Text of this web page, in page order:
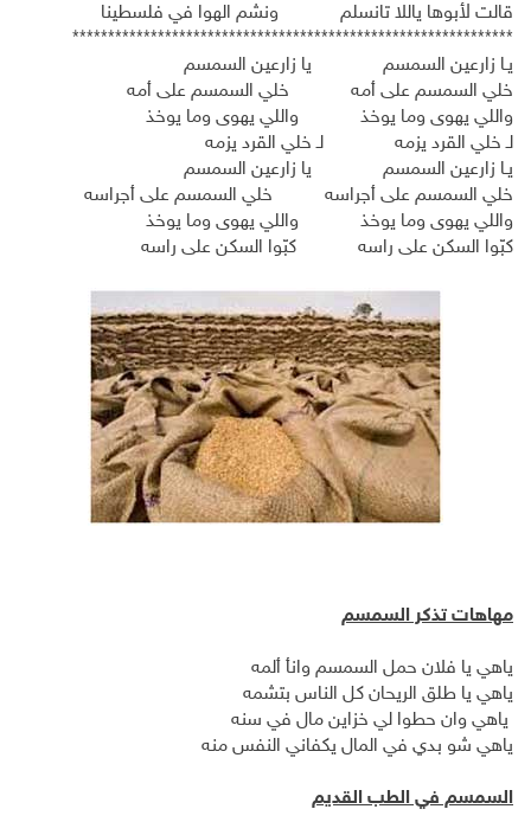
قالت لأبوها ياللا تانسلم ونشم الهوا في فلسطينا
**************************************************************
يـا زارعين السمسم يا زارعين السمسم
خلي السمسم على أمه خلي السمسم على أمه
واللي يهوى وما يوخذ واللي يهوى وما يوخذ
لـ خلي القرد يزمه لـ خلي القرد يزمه
يـا زارعين السمسم يا زارعين السمسم
خلي السمسم على أجراسه خلي السمسم على أجراسه
واللي يهوى وما يوخذ واللي يهوى وما يوخذ
كبّوا السكن على راسه كبّوا السكن على راسه
مهاهات تذكر السمسم
ياهي يا فلان حمل السمسم وانأ ألمه
ياهي يا طلق الريحان كل الناس بتشمه
ياهي وان حطوا لي خزاين مال في سنه
ياهي شو بدي في المال يكفاني النفس منه
السمسم في الطب القديم